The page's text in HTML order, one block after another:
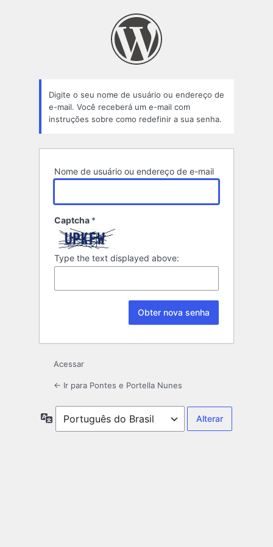
Digite o seu nome de usuário ou endereço de
e-mail. Você receberá um e-mail com
instruções sobre como redefinir a sua senha.
Nome de usuário ou endereço de e-mail
Captcha *
Type the text displayed above:
Acessar
← Ir para Pontes e Portella Nunes
Idioma